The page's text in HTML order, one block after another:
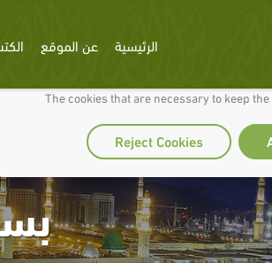
We use cookies to make our site work well for
The cookies that are necessary to keep
Reject Cookies
الرئيسية عن الموقع